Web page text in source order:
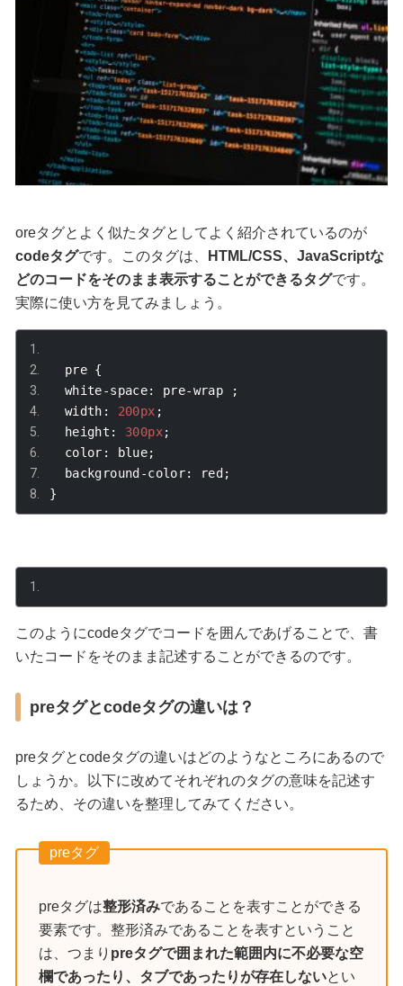
oreタグとよく似たタグとしてよく紹介されているのが
codeタグです。このタグは、
HTML/CSS、JavaScriptな
どのコードをそのまま表示することができるタグです。
実際に使い方を見てみましょう。
  pre
{
  white
-space: pre-wrap
;
  width
: 200px ;
  height
: 300px;
  color
: blue;
  background
-color: red ;
}
このようにcodeタグでコードを囲んであげることで、書
いたコードをそのまま記述することができるのです。
preタグとcodeタグの違いは？
preタグとcodeタグの違いはどのようなところにあるので
しょうか。以下に改めてそれぞれのタグの意味を記述す
るため、その違いを整理してみてください。
preタグ
preタグは整形済みであることを表すことができる
要素です。整形済みであることを表すということ
は、つまり preタグで囲まれた範囲内に不必要な空
欄であったり、タブであったりが存在しないとい